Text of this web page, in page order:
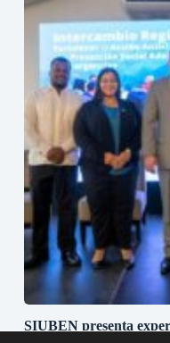
SIUBEN presenta